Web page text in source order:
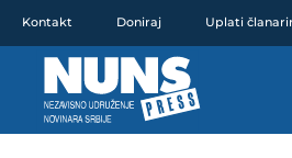
sadržaj
Kontakt Doniraj Uplati